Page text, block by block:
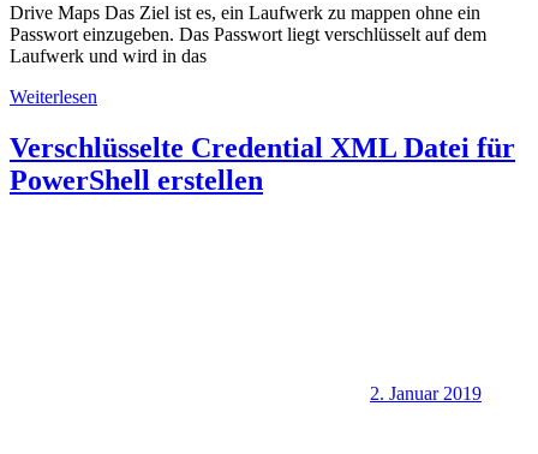
Drive Maps Das Ziel ist es, ein Laufwerk zu mappen ohne ein
Passwort einzugeben. Das Passwort liegt verschlüsselt auf dem
Laufwerk und wird in das
Weiterlesen
Verschlüsselte Credential XML Datei für
PowerShell erstellen
2. Januar 2019